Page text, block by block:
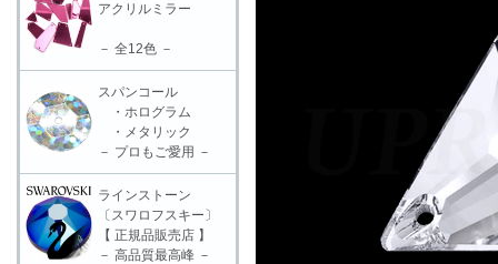
アクリルミラー
－ 全12色 －
スパンコール
・ホログラム
・メタリック
－ プロもご愛用 －
ラインストーン
〔スワロフスキー〕
【 正規品販売店 】
－ 高品質最高峰 －